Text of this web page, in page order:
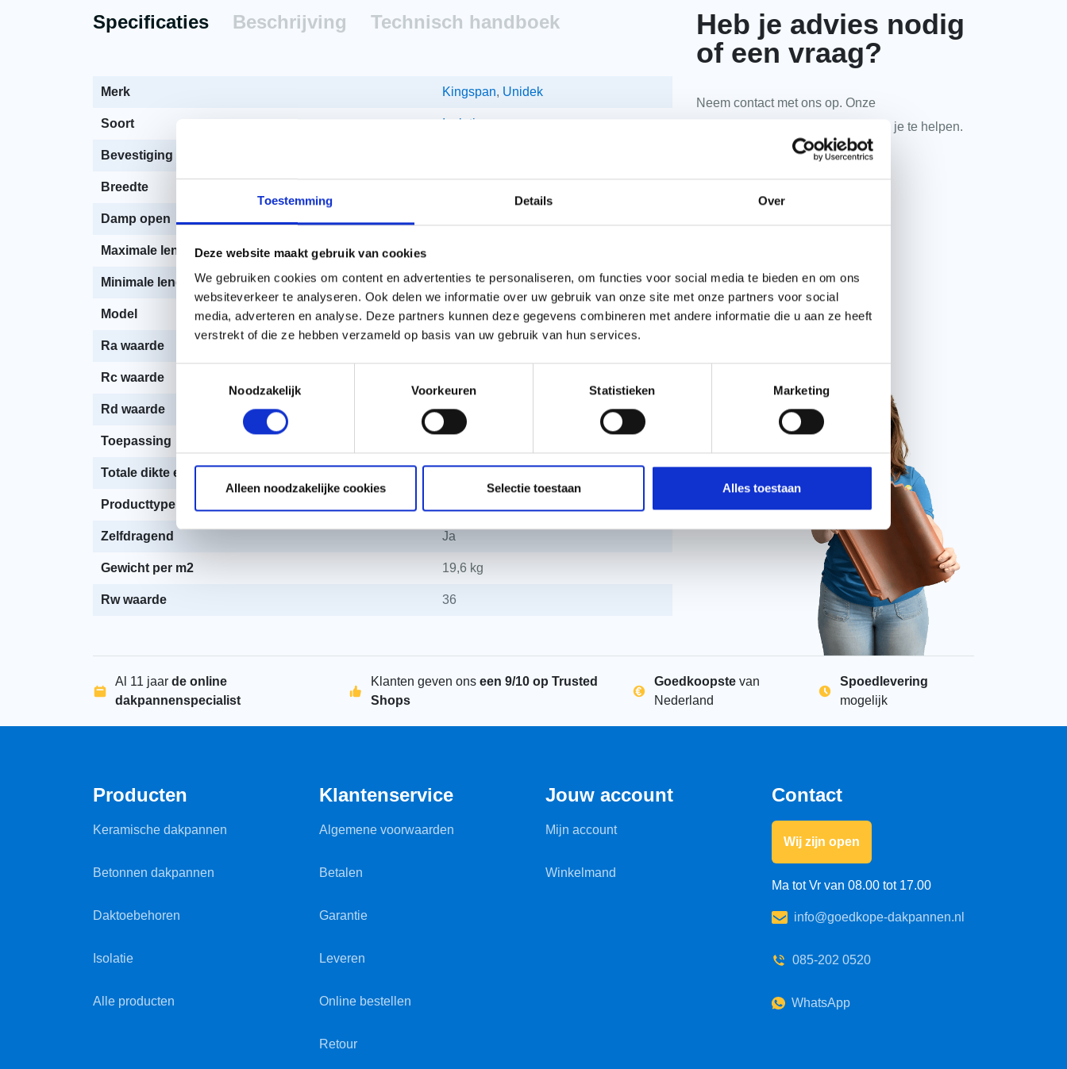
Toestemming Details Over
Deze website maakt gebruik van cookies
We gebruiken cookies om content en advertenties te personaliseren, om functies voor social media te bieden en om ons
websiteverkeer te analyseren. Ook delen we informatie over uw gebruik van onze site met onze partners voor social
media, adverteren en analyse. Deze partners kunnen deze gegevens combineren met andere informatie die u aan ze heeft
verstrekt of die ze hebben verzameld op basis van uw gebruik van hun services.
Noodzakelijk
Voorkeuren Statistieken Marketing
Alleen noodzakelijke cookies Selectie toestaan Alles toestaan
Specificaties Beschrijving Technisch handboek
Merk Kingspan, Unidek
Soort Isolatie
Bevestiging dakplaat
Breedte
Damp open
Maximale lengte
Minimale lengte 2000 mm
Model Unidek Aero Light
Ra waarde
Rc waarde
Rd waarde 2.40
Toepassing
Totale dikte excl tengellat
Producttype
Zelfdragend Ja
Gewicht per m2 19,6 kg
Rw waarde 36
Heb je advies nodig
of een vraag?
Neem contact met ons op. Onze
dakpanspecialisten zitten klaar om je te helpen.
085 2020 520
WhatsApp met ons
Al 11 jaar de online
dakpannenspecialist
Klanten geven ons een 9/10 op Trusted
Shops
Goedkoopste van
Nederland
Spoedlevering
mogelijk
Producten
Keramische dakpannen
Betonnen dakpannen
Daktoebehoren
Isolatie
Alle producten
Klantenservice
Algemene voorwaarden
Betalen
Garantie
Leveren
Online bestellen
Retour
Jouw account
Mijn account
Winkelmand
Contact
Wij zijn open
Ma tot Vr van 08.00 tot 17.00
info@goedkope-dakpannen.nl
085-202 0520
WhatsApp